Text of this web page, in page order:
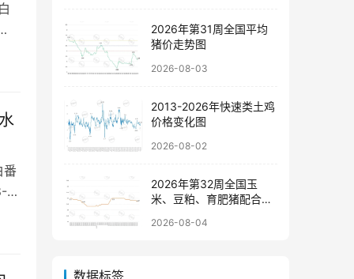
番
2026年第31周全国平均
猪价走势图
2026-08-03
2013-2026年快速类土鸡
价格变化图
2026-08-02
2026年第32周全国玉
米、豆粕、育肥猪配合饲
2026-08-04